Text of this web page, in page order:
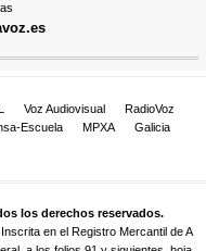
Voz Audiovisual
RadioVoz
Escuela MPXA
Galicia
los derechos reservados.
en el Registro Mercantil de A